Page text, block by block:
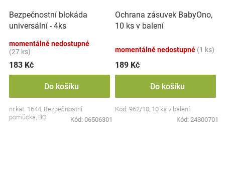
Bezpečnostní blokáda
universální - 4ks
momentálně nedostupné
(27 ks)
183 Kč
Do košíku
nr.kat. 1644, Bezpečnostní
pomůcka, BO
Kód: 06506301
Ochrana zásuvek BabyOno,
10 ks v balení
momentálně nedostupné (1 ks)
189 Kč
Do košíku
Kod: 962/10, 10 ks v balení
Kód: 24300701